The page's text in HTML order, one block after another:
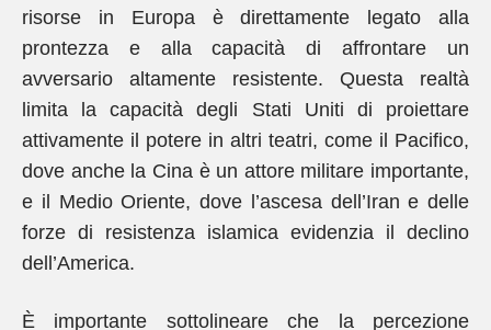
risorse in Europa è direttamente legato alla
prontezza e alla capacità di affrontare un
avversario altamente resistente. Questa realtà
limita la capacità degli Stati Uniti di proiettare
attivamente il potere in altri teatri, come il Pacifico,
dove anche la Cina è un attore militare importante,
e il Medio Oriente, dove l’ascesa dell’Iran e delle
forze di resistenza islamica evidenzia il declino
dell’America.
È importante sottolineare che la percezione